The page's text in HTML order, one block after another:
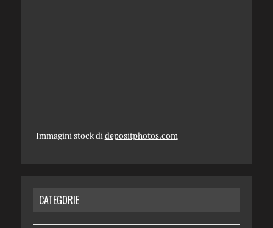
Immagini stock didepositphotos.com
CATEGORIE